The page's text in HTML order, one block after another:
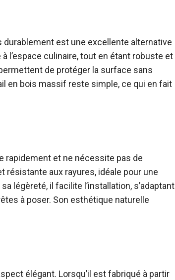
est une excellente alternative
l’espace culinaire, tout en étant robuste et
de protéger la surface sans
en bois massif reste simple, ce qui en fait
rapidement et ne nécessite pas de
résistante aux rayures, idéale pour une
légèreté, il facilite l’installation, s’adaptant
à poser. Son esthétique naturelle
élégant. Lorsqu’il est fabriqué à partir